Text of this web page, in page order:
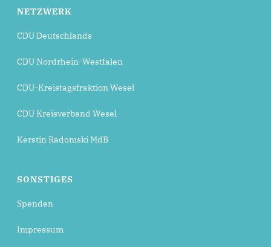
NETZWERK
CDU Deutschlands
CDU Nordrhein-Westfalen
CDU-Kreistagsfraktion Wesel
CDU Kreisverband Wesel
Kerstin Radomski MdB
SONSTIGES
Spenden
Impressum